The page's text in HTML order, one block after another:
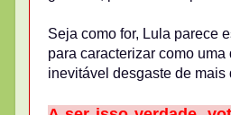
Seja como for, Lula parece
para caracterizar como
inevitável desgaste de